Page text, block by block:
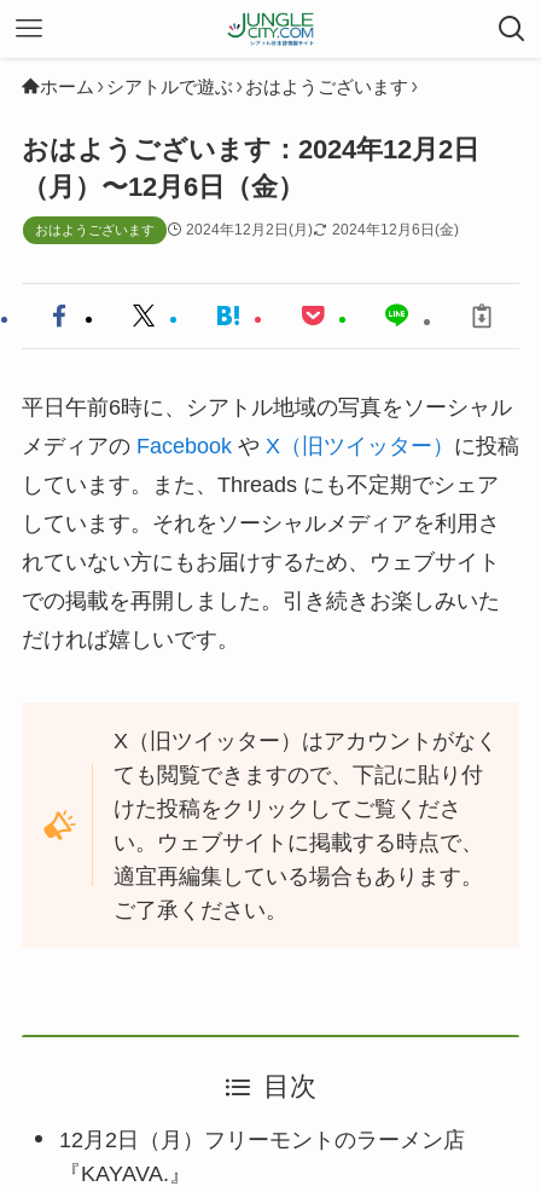
ホーム シアトルで遊ぶ おはようございます
おはようございます：2024年12月2日
（月）〜12月6日（金）
おはようございます 2024年12月2日(月) 2024年12月6日(金)
平日午前6時に、シアトル地域の写真をソーシャル
メディアの Facebookや X（旧ツイッター） に投稿
しています。また、Threads にも不定期でシェア
しています。それをソーシャルメディアを利用さ
れていない方にもお届けするため、ウェブサイト
での掲載を再開しました。引き続きお楽しみいた
だければ嬉しいです。
X（旧ツイッター）はアカウントがなく
ても閲覧できますので、下記に貼り付
けた投稿をクリックしてご覧くださ
い。ウェブサイトに掲載する時点で、
適宜再編集している場合もあります。
ご了承ください。
目次
12月2日（月）フリーモントのラーメン店
『KAYAVA.』